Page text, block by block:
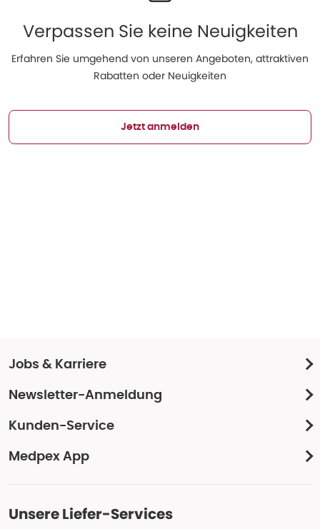
Verpassen Sie keine Neuigkeiten
Erfahren Sie umgehend von unseren Angeboten, attraktiven
Rabatten oder Neuigkeiten
Jetzt anmelden
Jobs & Karriere
Newsletter-Anmeldung
Kunden-Service
Medpex App
Unsere Liefer-Services